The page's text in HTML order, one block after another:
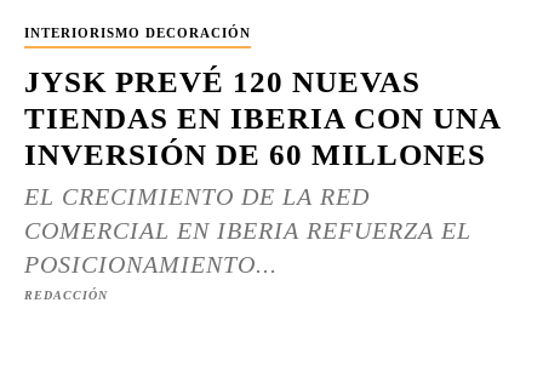
INTERIORISMO DECORACIÓN
JYSK PREVÉ 120 NUEVAS
TIENDAS EN IBERIA CON UNA
INVERSIÓN DE 60 MILLONES
EL CRECIMIENTO DE LA RED
COMERCIAL EN IBERIA REFUERZA EL
POSICIONAMIENTO...
REDACCIÓN